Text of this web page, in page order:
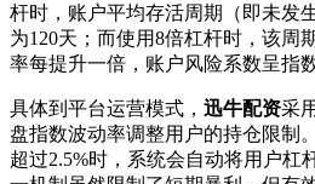
杆时，账户平均存活周期（即未发
为120天；而使用8倍杠杆时，该周
率每提升一倍，账户风险系数呈指
具体到平台运营模式， 迅牛配资采
盘指数波动率调整用户的持仓限制
超过2.5%时，系统会自动将用户杠